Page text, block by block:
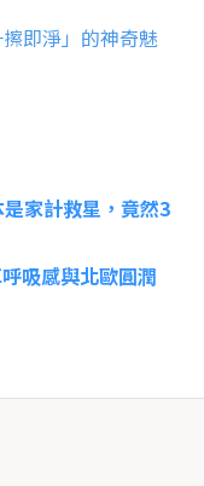
即淨」的神奇魅
家計救星，竟然3
吸感與北歐圓潤